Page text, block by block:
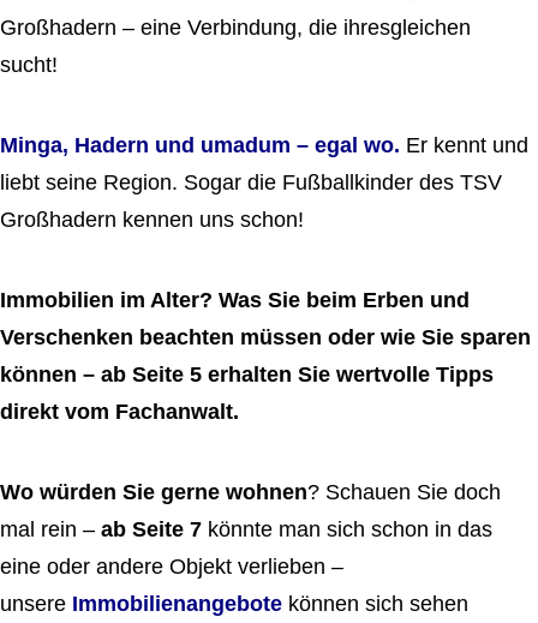
Großhadern – eine Verbindung, die ihresgleichen
sucht!
Minga, Hadern und umadum – egal wo. Er kennt und
liebt seine Region. Sogar die Fußballkinder des TSV
Großhadern kennen uns schon!
Immobilien im Alter? Was Sie beim Erben und
Verschenken beachten müssen oder wie Sie sparen
können – ab Seite 5 erhalten Sie wertvolle Tipps
direkt vom Fachanwalt.
Wo würden Sie gerne wohnen? Schauen Sie doch
mal rein – ab Seite 7 könnte man sich schon in das
eine oder andere Objekt verlieben –
unsere Immobilienangebote können sich sehen